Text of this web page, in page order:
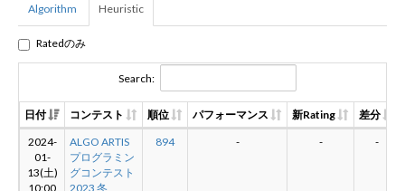
Algorithm Heuristic
Ratedのみ
Search:
日付 コンテスト 順位 パフォーマンス 新Rating
差分
2024-
01-
13(土)
10:00
ALGO ARTIS
プログラミン
グコンテスト
2023 冬
894 - - -